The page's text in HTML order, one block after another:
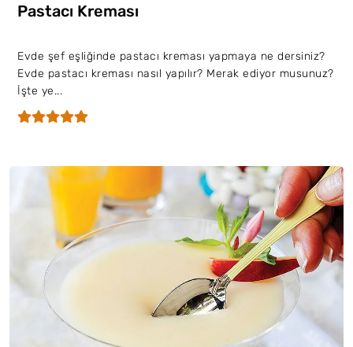
Pastacı Kreması
Evde şef eşliğinde pastacı kreması yapmaya ne dersiniz?
Evde pastacı kreması nasıl yapılır? Merak ediyor musunuz?
İşte ye...